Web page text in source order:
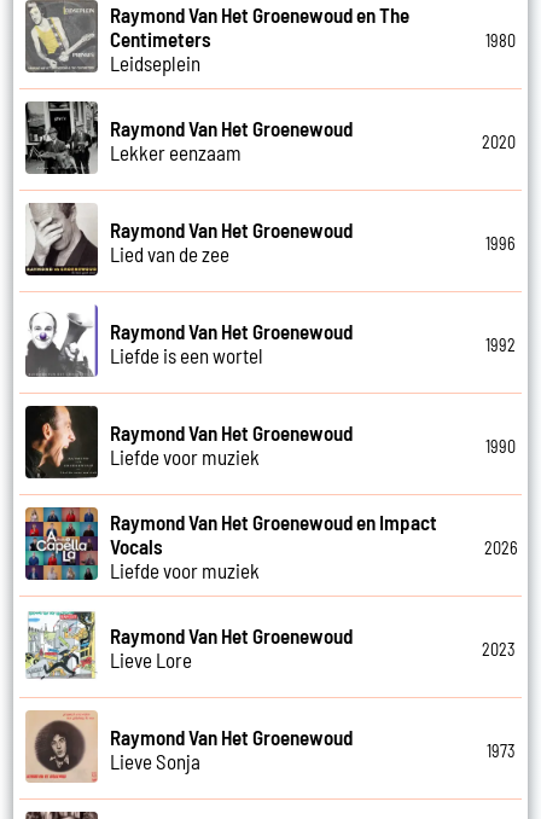
Raymond Van Het Groenewoud en The
Centimeters
Leidseplein
1980
Raymond Van Het Groenewoud
Lekker eenzaam
2020
Raymond Van Het Groenewoud
Lied van de zee
1996
Raymond Van Het Groenewoud
Liefde is een wortel
1992
Raymond Van Het Groenewoud
Liefde voor muziek
1990
Raymond Van Het Groenewoud en Impact
Vocals
Liefde voor muziek
2026
Raymond Van Het Groenewoud
Lieve Lore
2023
Raymond Van Het Groenewoud
Lieve Sonja
1973